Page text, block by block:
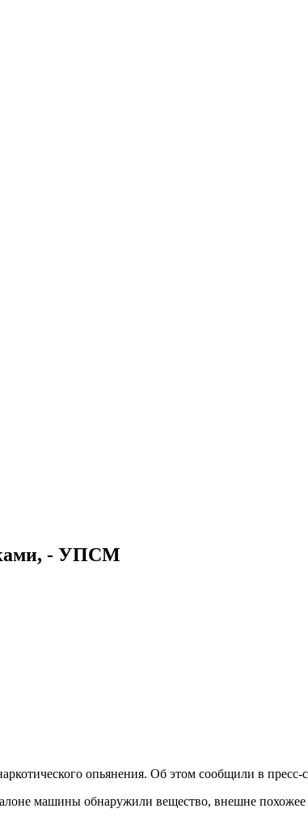
- УПСМ
опьянения. Об этом сообщили в пресс-
машины обнаружили вещество, внешне похожее